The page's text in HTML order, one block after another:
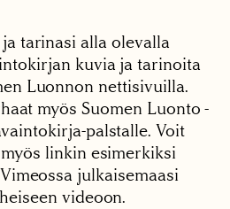
tarinasi alla olevalla
kuvia ja tarinoita
Luonnon nettisivuilla.
myös Suomen Luonto -
palstalle. Voit
linkin esimerkiksi
julkaisemaasi
videoon.